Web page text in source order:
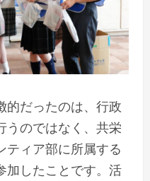
的だったのは、行政
うのではなく、共栄
ティア部に所属する
加したことです。活